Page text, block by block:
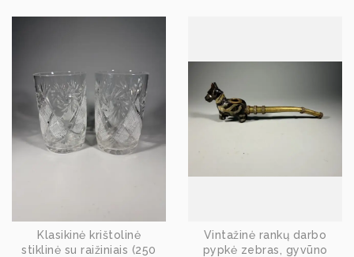
Klasikinė krištolinė
stiklinė su raižiniais (250
Vintažinė rankų darbo
pypkė zebras, gyvūno